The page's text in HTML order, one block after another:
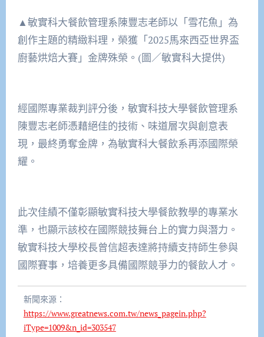
▲敏實科大餐飲管理系陳豐志老師以「雪花魚」為
創作主題的精緻料理，榮獲「2025馬來西亞世界盃
廚藝烘焙大賽」金牌殊榮。(圖／敏實科大提供)
經國際專業裁判評分後，敏實科技大學餐飲管理系
陳豐志老師憑藉絕佳的技術、味道層次與創意表
現，最終勇奪金牌，為敏實科大餐飲系再添國際榮
耀。
此次佳績不僅彰顯敏實科技大學餐飲教學的專業水
準，也顯示該校在國際競技舞台上的實力與潛力。
敏實科技大學校長曾信超表達將持續支持師生參與
國際賽事，培養更多具備國際競爭力的餐飲人才。
新聞來源：
https://www.greatnews.com.tw/news_pagein.php?
iType=1009&n_id=303547